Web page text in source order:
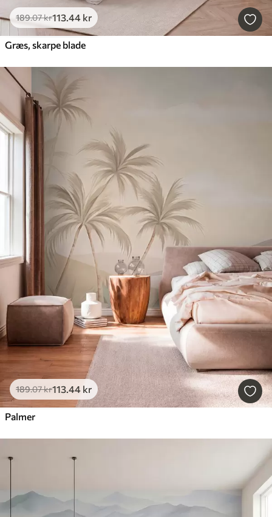
189.07kr113.44 kr
Græs, skarpe blade
189.07kr113.44 kr
Palmer